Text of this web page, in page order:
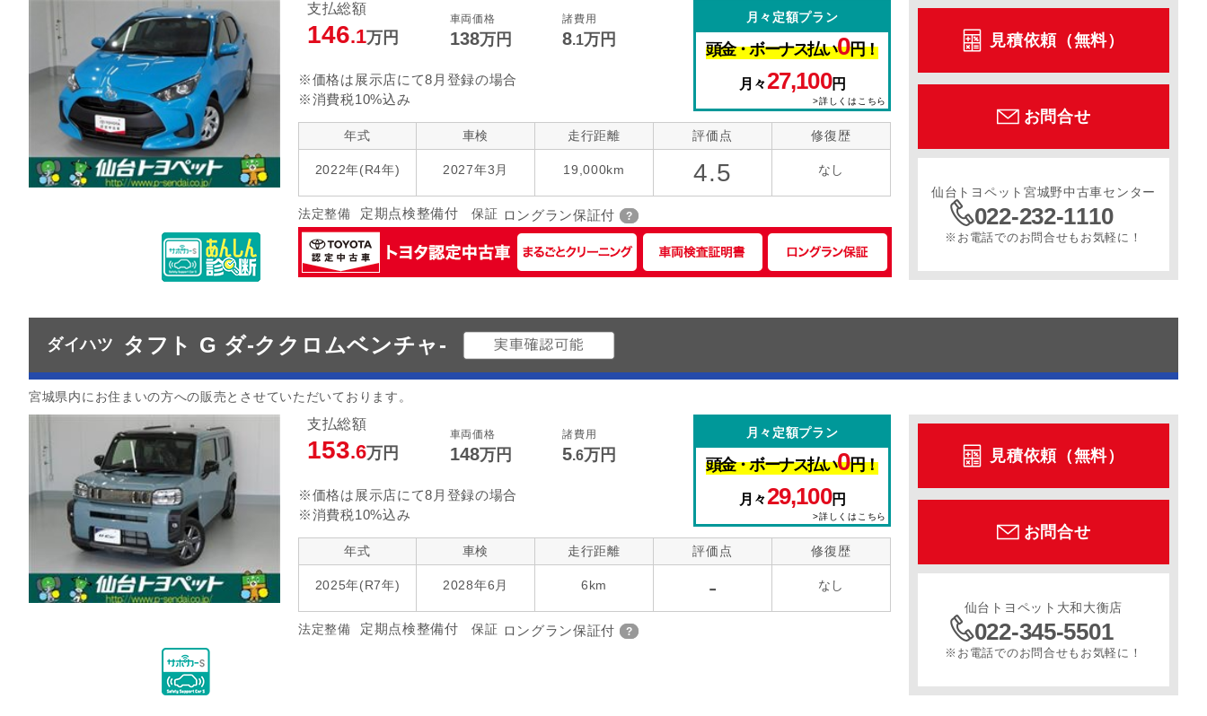
支払総額
146.1万円
車両価格
138万円
諸費用
8.1万円
※価格は展示店にて8月登録の場合
※消費税10%込み
月々定額プラン
頭金・ボーナス払い0円！
月々27,100円
>詳しくはこちら
年式
2022年(R4年)
車検
2027年3月
走行距離
19,000km
評価点
4.5
修復歴
なし
法定整備 定期点検整備付 保証 ロングラン保証付
見積依頼（無料）
お問合せ
仙台トヨペット宮城野中古車センター
022-232-1110
※お電話でのお問合せもお気軽に！
ダイハツ タフト G ダ-ククロムベンチャ-
宮城県内にお住まいの方への販売とさせていただいております。
支払総額
153.6万円
車両価格
148万円
諸費用
5.6万円
※価格は展示店にて8月登録の場合
※消費税10%込み
月々定額プラン
頭金・ボーナス払い0円！
月々29,100円
>詳しくはこちら
年式
2025年(R7年)
車検
2028年6月
走行距離
6km
評価点
-
修復歴
なし
法定整備 定期点検整備付 保証 ロングラン保証付
見積依頼（無料）
お問合せ
仙台トヨペット大和大衡店
022-345-5501
※お電話でのお問合せもお気軽に！